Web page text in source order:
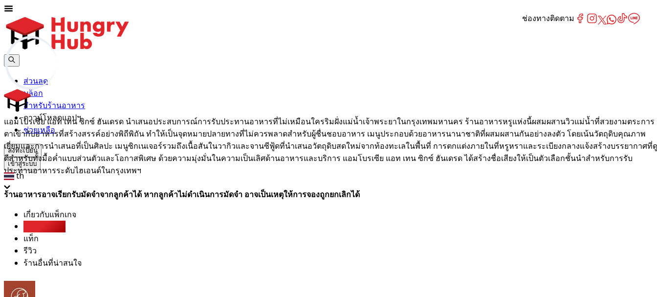
ส่วนลด
บล็อก
สำหรับร้านอาหาร
ดาวน์โหลดแอปฯ
ช่วยเหลือ
ลงทะเบียน
เข้าสู่ระบบ
th
แอมโบรเซีย แอท เทน ซิกซ์ ฮันเดรด นำเสนอประสบการณ์การรับประทานอาหารที่ไม่เหมือนใครริมฝั่งแม่น้ำเจ้าพระยาในกรุงเทพมหานคร ร้านอาหารหรูแห่งนี้ผสมผสานวิวแม่น้ำที่สวยงามตระการ
ตาเข้ากับอาหารที่สร้างสรรค์อย่างพิถีพิถัน ทำให้เป็นจุดหมายปลายทางที่ไม่ควรพลาดสำหรับผู้ชื่นชอบอาหาร เมนูประกอบด้วยอาหารนานาชาติที่ผสมผสานกันอย่างลงตัว โดยเน้นวัตถุดิบคุณภาพ
เยี่ยมและการนำเสนอที่เป็นศิลปะ เมนูซิกเนเจอร์รวมถึงเนื้อสันในวากิวและจานซีฟู้ดที่นำเสนอวัตถุดิบสดใหม่จากท้องทะเลในพื้นที่ การตกแต่งภายในที่หรูหราและระเบียงกลางแจ้งสร้างบรรยากาศที่ดู
ดีสำหรับทั้งมื้อค่ำแบบส่วนตัวและโอกาสพิเศษ ด้วยความมุ่งมั่นในความเป็นเลิศด้านอาหารและบริการ แอมโบรเซีย แอท เทน ซิกซ์ ฮันเดรด ได้สร้างชื่อเสียงให้เป็นตัวเลือกชั้นนำสำหรับการรับ
ประทานอาหารระดับไฮเอนด์ในกรุงเทพฯ
ร้านอาหารอาจเรียกรับมัดจำจากลูกค้าได้ หากลูกค้าไม่ดำเนินการมัดจำ อาจเป็นเหตุให้การจองถูกยกเลิกได้
เกี่ยวกับแพ็กเกจ
แท็ก
รีวิว
ร้านอื่นที่น่าสนใจ
ช่องทางติดตาม